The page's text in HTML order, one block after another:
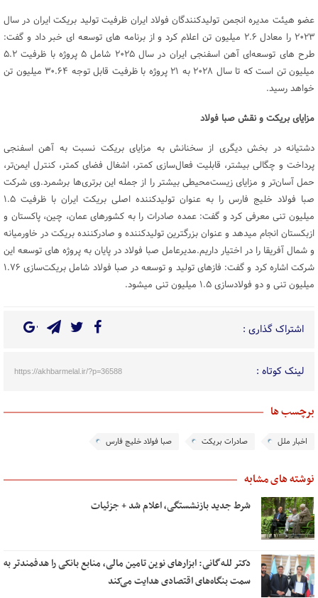
عضو هیئت مدیره انجمن تولیدکنندگان فولاد ایران ظرفیت تولید بریکت ایران در سال
۲۰۲۳ را معادل ۲.۶ میلیون تن اعلام کرد و از برنامه های توسعه ای خبر داد و گفت:
طرح های توسعه‌ای آهن اسفنجی ایران در سال ۲۰۲۵ شامل ۵ پروژه با ظرفیت ۵.۲
میلیون تن است که تا سال ۲۰۲۸ به ۲۱ پروژه با ظرفیت قابل توجه ۳۰.۶۴ میلیون تن
خواهد رسید.
مزایای بریکت و نقش صبا فولاد
دشتیانه در بخش دیگری از سخنانش به مزایای بریکت نسبت به آهن اسفنجی
پرداخت و چگالی بیشتر، قابلیت فعال‌سازی کمتر، اشغال فضای کمتر، کنترل ایمن‌تر،
حمل آسان‌تر و مزایای زیست‌محیطی بیشتر را از جمله این برتری‌ها برشمرد.وی شرکت
صبا فولاد خلیج فارس را به عنوان تولیدکننده اصلی بریکت ایران با ظرفیت ۱.۵
میلیون تنی معرفی کرد و گفت: عمده صادرات را به کشورهای عمان، چین، پاکستان و
ازبکستان انجام میدهد و عنوان بزرگترین تولیدکننده و صادرکننده بریکت در خاورمیانه
و شمال آفریقا را در اختیار داریم.مدیرعامل صبا فولاد در پایان به پروژه های توسعه این
شرکت اشاره کرد و گفت: فازهای تولید و توسعه در صبا فولاد شامل بریکت‌سازی ۱.۷۶
میلیون تنی و دو فولادسازی ۱.۵ میلیون تنی میشود.
اشتراک گذاری :
لینک کوتاه : https://akhbarmelal.ir/?p=36588
برچسب ها
اخبار ملل صادرات بریکت صبا فولاد خلیج فارس
نوشته های مشابه
شرط جدید بازنشستگی، اعلام شد + جزئیات
دکتر للـه‌گانی: ابزارهای نوین تامین مالی، منابع بانکی را هدفمندتر به
سمت بنگاه‌های اقتصادی هدایت می‌کند